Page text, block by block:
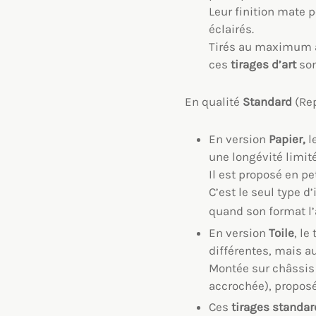
Leur finition mate
éclairés.
Tirés au maximum
ces tirages d’art
En qualité Standard
En version Papier,
une longévité
Il est proposé en
C’est le seul type
quand son format
En version Toile, le
différentes, mais
Montée sur
accrochée),
Ces tirages